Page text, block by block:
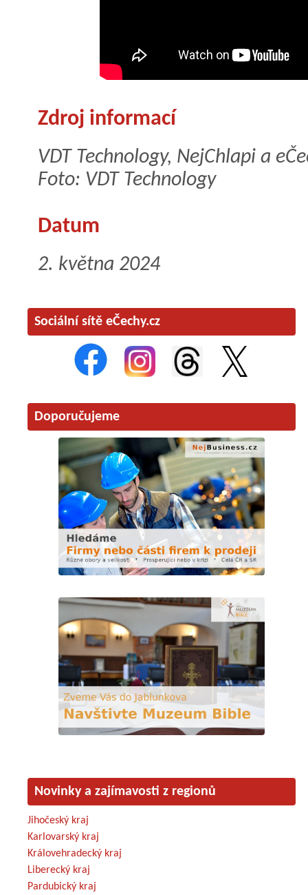
Zdroj informací
VDT Technology, NejChlapi a
Foto: VDT Technology
Datum
2. května 2024
Sociální sítě eČechy.cz
Doporučujeme
Novinky a zajímavosti z regionů
Jihočeský kraj
Karlovarský kraj
Královehradecký kraj
Liberecký kraj
Pardubický kraj